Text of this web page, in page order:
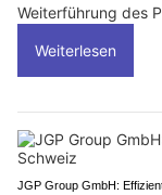
Weiterführung des
Weiterlesen
JGP Group GmbH: